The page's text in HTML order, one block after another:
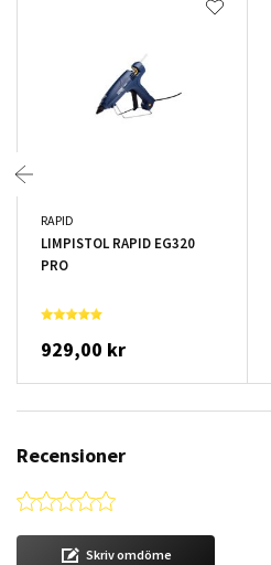
RAPID
LIMPISTOL RAPID EG320
PRO
929,00 kr
Recensioner
0.0 star rating
Skriv omdöme